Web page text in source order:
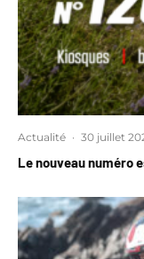
Actualité · 30 juillet
Le nouveau numéro